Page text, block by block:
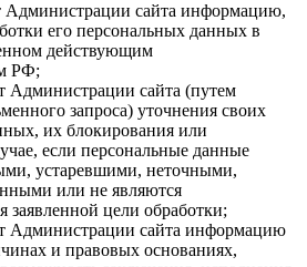
Администрации сайта информацию,
его персональных данных в
действующим
РФ;
Администрации сайта (путем
запроса) уточнения своих
их блокирования или
если персональные данные
устаревшими, неточными,
или не являются
заявленной цели обработки;
Администрации сайта информацию
и правовых основаниях,